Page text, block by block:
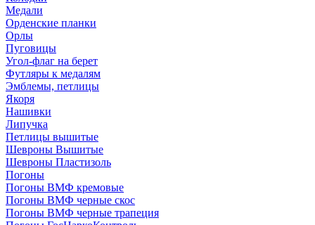
Медали
Орденские планки
Орлы
Пуговицы
Угол-флаг на берет
Футляры к медалям
Эмблемы, петлицы
Якоря
Нашивки
Липучка
Петлицы вышитые
Шевроны Вышитые
Шевроны Пластизоль
Погоны
Погоны ВМФ кремовые
Погоны ВМФ черные скос
Погоны ВМФ черные трапеция